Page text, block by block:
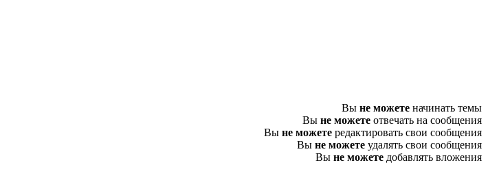
Вы не можете начинать темы
Вы не можете отвечать на сообщения
Вы не можете редактировать свои сообщения
Вы не можете удалять свои сообщения
Вы не можете добавлять вложения